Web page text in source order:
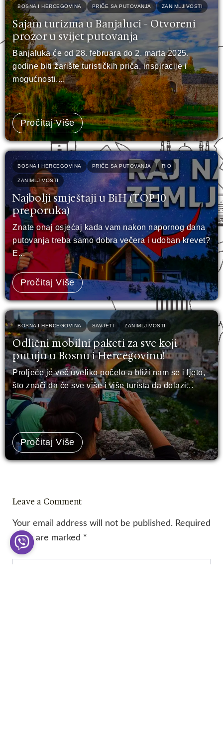
BOSNA I HERCEGOVINA PRIČE SA PUTOVANJA ZANIMLJIVOSTI
Sajam turizma u Banjaluci - Otvoreni
prozor u svijet putovanja
Banjaluka će od 28. februara do 2. marta 2025.
godine biti žarište turističkih priča, inspiracije i
mogućnosti....
Pročitaj Više
BOSNA I HERCEGOVINA PRIČE SA PUTOVANJA RIO
ZANIMLJIVOSTI
Najbolji smještaji u BiH (TOP 10
preporuka)
Znate onaj osjećaj kada vam nakon napornog dana
putovanja treba samo dobra večera i udoban krevet?
E...
Pročitaj Više
BOSNA I HERCEGOVINA SAVJETI ZANIMLJIVOSTI
Odlični mobilni paketi za sve koji
putuju u Bosnu i Hercegovinu!
Proljeće je već uveliko počelo a bliži nam se i ljeto,
što znači da će sve više i više turista da dolazi...
Pročitaj Više
Leave a Comment
Your email address will not be published. Required
fields are marked *
Type